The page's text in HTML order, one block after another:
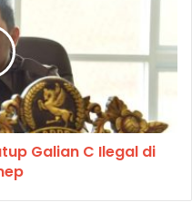
Galian C Ilegal di